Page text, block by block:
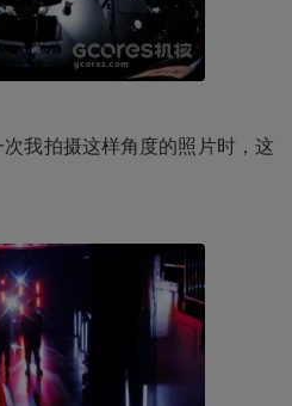
我拍摄这样角度的照片时，这